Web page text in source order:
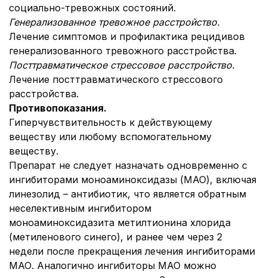
социально-тревожных состояний.
Генерализованное тревожное расстройство.
Лечение симптомов и профилактика рецидивов
генерализованного тревожного расстройства.
Посттравматическое стрессовое расстройство.
Лечение посттравматического стрессового
расстройства.
Противопоказания.
Гиперчувствительность к действующему
веществу или любому вспомогательному
веществу.
Препарат не следует назначать одновременно с
ингибиторами моноаминоксидазы (МАО), включая
линезолид – антибиотик, что является обратным
неселективным ингибитором
моноаминоксидазита метилтионина хлорида
(метиленового синего), и ранее чем через 2
недели после прекращения лечения ингибиторами
МАО. Аналогично ингибиторы МАО можно